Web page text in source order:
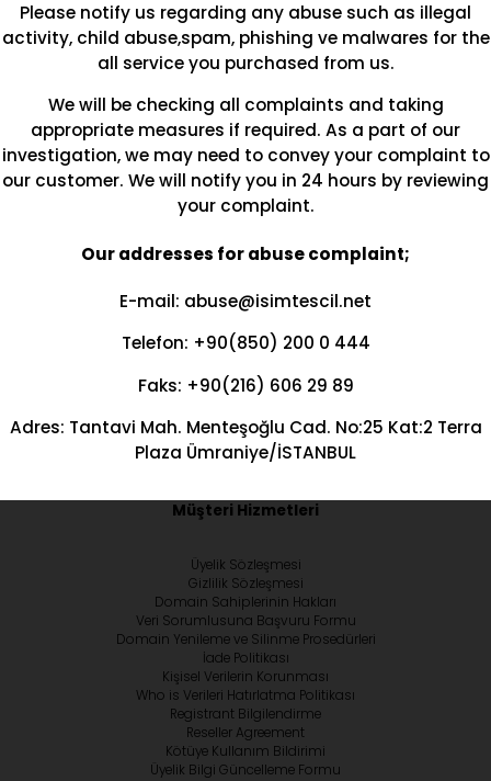
Please notify us regarding any abuse such as illegal
activity, child abuse,spam, phishing ve malwares for the
all service you purchased from us.
We will be checking all complaints and taking
appropriate measures if required. As a part of our
investigation, we may need to convey your complaint to
our customer. We will notify you in 24 hours by reviewing
your complaint.
Our addresses for abuse complaint;
E-mail: abuse@isimtescil.net
Telefon: +90(850) 200 0 444
Faks: +90(216) 606 29 89
Adres: Tantavi Mah. Menteşoğlu Cad. No:25 Kat:2 Terra
Plaza Ümraniye/İSTANBUL
Müşteri Hizmetleri
Üyelik Sözleşmesi
Gizlilik Sözleşmesi
Domain Sahiplerinin Hakları
Veri Sorumlusuna Başvuru Formu
Domain Yenileme ve Silinme Prosedürleri
İade Politikası
Kişisel Verilerin Korunması
Who is Verileri Hatırlatma Politikası
Registrant Bilgilendirme
Reseller Agreement
Kötüye Kullanım Bildirimi
Üyelik Bilgi Güncelleme Formu